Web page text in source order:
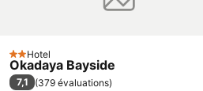
2 Étoiles
Hotel
Okadaya Bayside
7,1 (379 évaluations)